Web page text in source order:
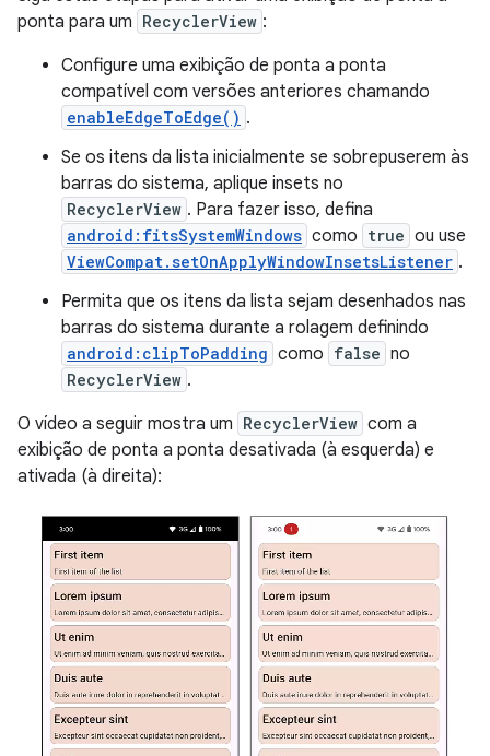
ponta para um RecyclerView :
Configure uma exibição de ponta a ponta
compatível com versões anteriores chamando
enableEdgeToEdge() .
Se os itens da lista inicialmente se sobrepuserem às
barras do sistema, aplique insets no
RecyclerView . Para fazer isso, defina
android:fitsSystemWindows como true ou use
ViewCompat.setOnApplyWindowInsetsListener .
Permita que os itens da lista sejam desenhados nas
barras do sistema durante a rolagem definindo
android:clipToPadding como false no
RecyclerView .
O vídeo a seguir mostra um RecyclerView com a
exibição de ponta a ponta desativada (à esquerda) e
ativada (à direita):